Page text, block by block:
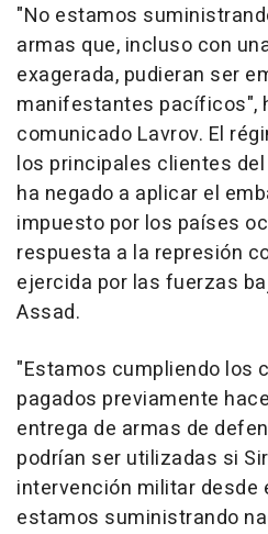
"No estamos
armas que, incluso con
exagerada, pudieran ser
manifestantes pacíficos",
comunicado Lavrov. El
los principales clientes
ha negado a aplicar el
impuesto por los países
respuesta a la represión
ejercida por las fuerzas
Assad.
"Estamos cumpliendo los
pagados previamente
entrega de armas de
podrían ser utilizadas si
intervención militar desde
estamos suministrando